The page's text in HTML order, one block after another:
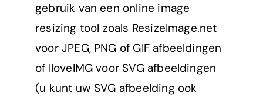
gebruik van een online image
resizing tool zoals ResizeImage.net
voor JPEG, PNG of GIF afbeeldingen
of IloveIMG voor SVG afbeeldingen
(u kunt uw SVG afbeelding ook